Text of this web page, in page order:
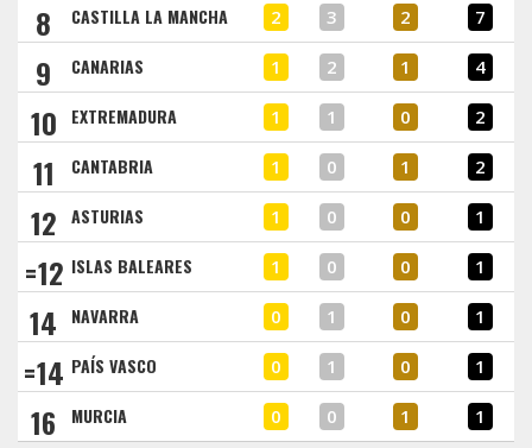
8 CASTILLA LA MANCHA 2 3 2 7
9 CANARIAS 1 2 1 4
10 EXTREMADURA 1 1 0 2
11 CANTABRIA 1 0 1 2
12 ASTURIAS 1 0 0 1
=12 ISLAS BALEARES 1 0 0 1
14 NAVARRA 0 1 0 1
=14 PAÍS VASCO 0 1 0 1
16 MURCIA 0 0 1 1